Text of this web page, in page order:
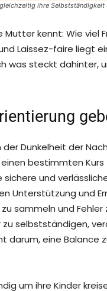
ihre Selbstständigkeit
kennt: Wie viel
Laissez-faire liegt
was steckt dahinter,
Dunkelheit der
bestimmten
und
Unterstützung und
sammeln und
zu selbstständigen,
darum, eine Balance
um ihre Kinder